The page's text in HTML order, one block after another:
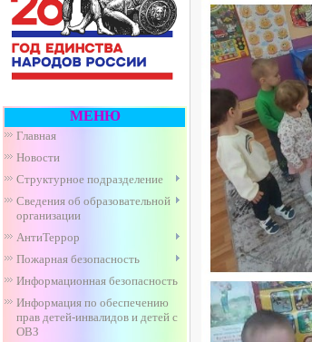
МЕНЮ
Главная
Новости
Структурное подразделение
Сведения об образовательной
организации
АнтиТеррор
Пожарная безопасность
Информационная безопасность
Информация по обеспечению
прав детей-инвалидов и детей с
ОВЗ